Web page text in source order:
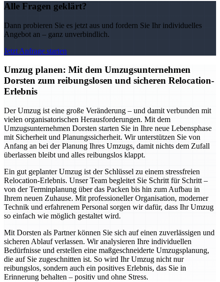
Alle Fragen geklärt?
Dann probieren Sie es jetzt aus und fordern Sie Ihr individuelles
Angebot an – ganz unverbindlich.
Jetzt Anfrage starten
Umzug planen: Mit dem Umzugsunternehmen
Dorsten zum reibungslosen und sicheren Relocation-
Erlebnis
Der Umzug ist eine große Veränderung – und damit verbunden mit
vielen organisatorischen Herausforderungen. Mit dem
Umzugsunternehmen Dorsten starten Sie in Ihre neue Lebensphase
mit Sicherheit und Planungssicherheit. Wir unterstützen Sie von
Anfang an bei der Planung Ihres Umzugs, damit nichts dem Zufall
überlassen bleibt und alles reibungslos klappt.
Ein gut geplanter Umzug ist der Schlüssel zu einem stressfreien
Relocation-Erlebnis. Unser Team begleitet Sie Schritt für Schritt –
von der Terminplanung über das Packen bis hin zum Aufbau in
Ihrem neuen Zuhause. Mit professioneller Organisation, moderner
Technik und erfahrenem Personal sorgen wir dafür, dass Ihr Umzug
so einfach wie möglich gestaltet wird.
Mit Dorsten als Partner können Sie sich auf einen zuverlässigen und
sicheren Ablauf verlassen. Wir analysieren Ihre individuellen
Bedürfnisse und erstellen eine maßgeschneiderte Umzugsplanung,
die auf Sie zugeschnitten ist. So wird Ihr Umzug nicht nur
reibungslos, sondern auch ein positives Erlebnis, das Sie in
Erinnerung behalten – positiv und ohne Stress.